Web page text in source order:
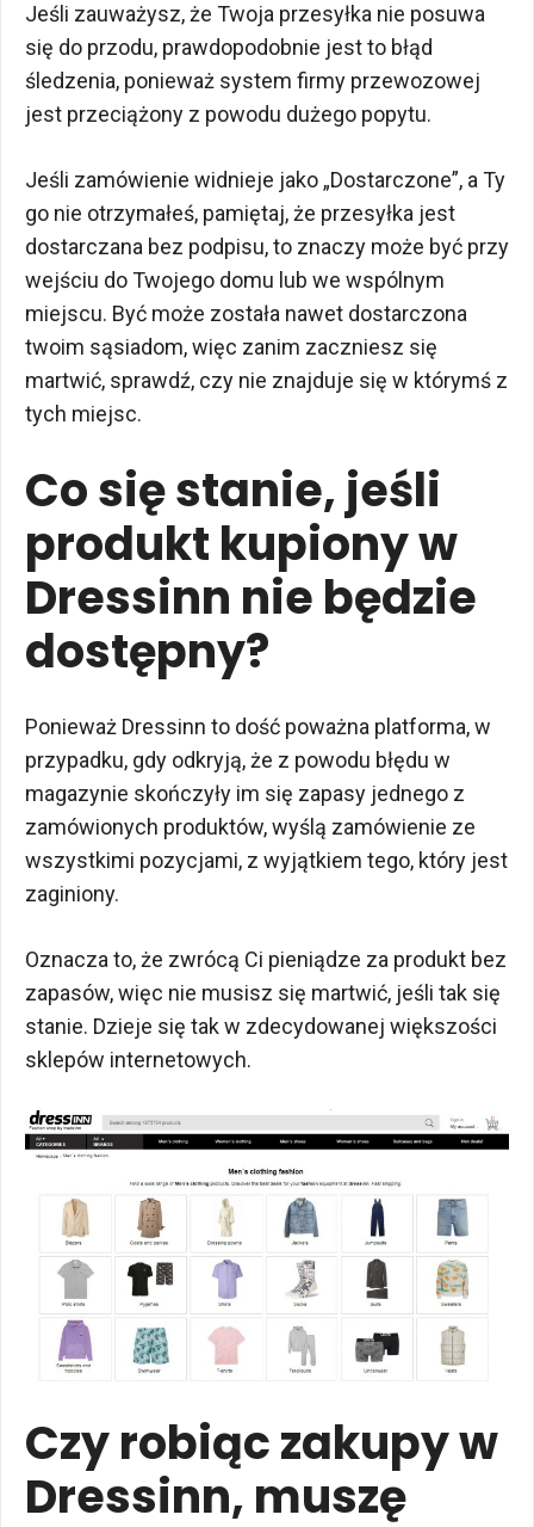
Jeśli zauważysz, że Twoja przesyłka nie posuwa
się do przodu, prawdopodobnie jest to błąd
śledzenia, ponieważ system firmy przewozowej
jest przeciążony z powodu dużego popytu.
Jeśli zamówienie widnieje jako „Dostarczone”, a Ty
go nie otrzymałeś, pamiętaj, że przesyłka jest
dostarczana bez podpisu, to znaczy może być przy
wejściu do Twojego domu lub we wspólnym
miejscu. Być może została nawet dostarczona
twoim sąsiadom, więc zanim zaczniesz się
martwić, sprawdź, czy nie znajduje się w którymś z
tych miejsc.
Co się stanie, jeśli
produkt kupiony w
Dressinn nie będzie
dostępny?
Ponieważ Dressinn to dość poważna platforma, w
przypadku, gdy odkryją, że z powodu błędu w
magazynie skończyły im się zapasy jednego z
zamówionych produktów, wyślą zamówienie ze
wszystkimi pozycjami, z wyjątkiem tego, który jest
zaginiony.
Oznacza to, że zwrócą Ci pieniądze za produkt bez
zapasów, więc nie musisz się martwić, jeśli tak się
stanie. Dzieje się tak w zdecydowanej większości
sklepów internetowych.
Czy robiąc zakupy w
Dressinn, muszę